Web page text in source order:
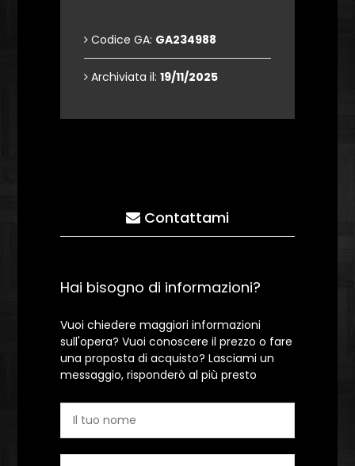
Codice GA: GA234988
Archiviata il: 19/11/2025
Contattami
Hai bisogno di informazioni?
Vuoi chiedere maggiori informazioni
sull'opera? Vuoi conoscere il prezzo o fare
una proposta di acquisto? Lasciami un
messaggio, risponderò al più presto